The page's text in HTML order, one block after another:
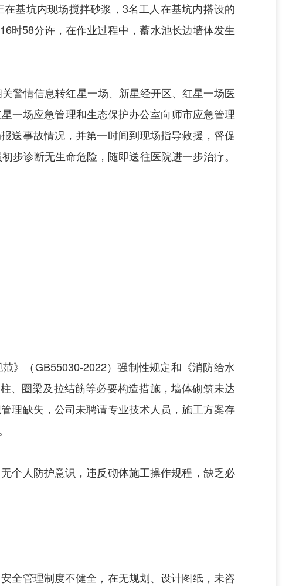
在基坑内现场搅拌砂浆， 3名工人在基坑内搭设的
时58分许，在作业过程中，蓄水池长边墙体发生
警情信息转红星一场、新星经开区、红星一场医
一场应急管理和生态保护办公室向师市应急管理
送事故情况，并第一时间到现场指导救援，督促
步诊断无生命危险，随即送往医院进一步治疗。
》（GB55030-2022）强制性规定和《消防给水
、圈梁及拉结筋等必要构造措施，墙体砌筑未达
理缺失，公司未聘请专业技术人员，施工方案存
个人防护意识，违反砌体施工操作规程，缺乏必
全管理制度不健全，在无规划、设计图纸，未咨